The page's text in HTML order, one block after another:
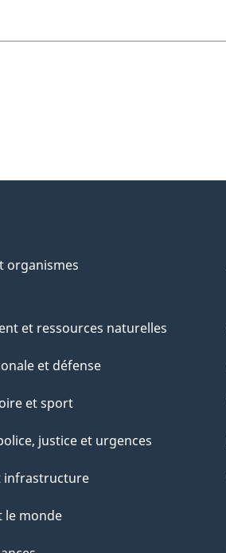
organismes
et ressources naturelles
et défense
et sport
justice et urgences
infrastructure
le monde